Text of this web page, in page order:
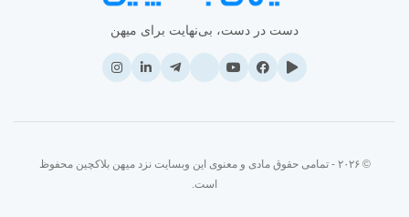
دست در دست، بی‌نهایت برای میهن
© ۲۰۲۶ - تمامی حقوق مادی و معنوی این وبسایت نزد میهن بلاکچین محفوظ
است.